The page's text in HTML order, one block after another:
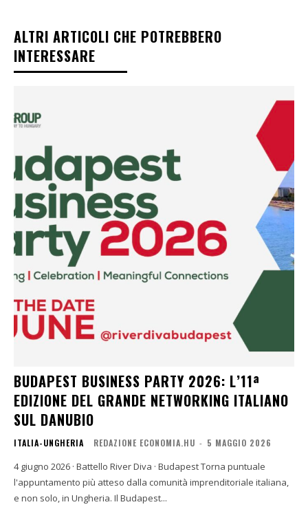
ALTRI ARTICOLI CHE POTREBBERO
INTERESSARE
BUDAPEST BUSINESS PARTY 2026: L’11ª
EDIZIONE DEL GRANDE NETWORKING ITALIANO
SUL DANUBIO
ITALIA-UNGHERIA REDAZIONE ECONOMIA.HU - 5 MAGGIO 2026
4 giugno 2026 · Battello River Diva · Budapest Torna puntuale
l'appuntamento più atteso dalla comunità imprenditoriale italiana,
e non solo, in Ungheria. Il Budapest...